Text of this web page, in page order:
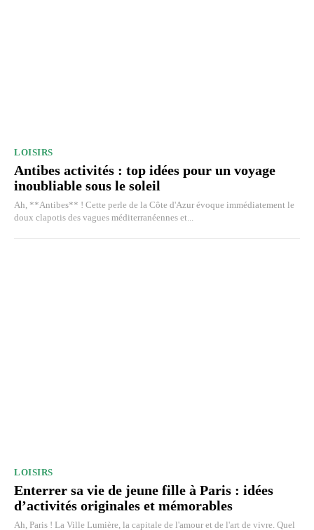
LOISIRS
Antibes activités : top idées pour un voyage
inoubliable sous le soleil
Ah, **Antibes** ! Cette perle de la Côte d'Azur évoque immédiatement le
doux clapotis des vagues méditerranéennes et...
LOISIRS
Enterrer sa vie de jeune fille à Paris : idées
d’activités originales et mémorables
Ah, Paris ! La Ville Lumière, la capitale de l'amour et de l'art de vivre. Quel